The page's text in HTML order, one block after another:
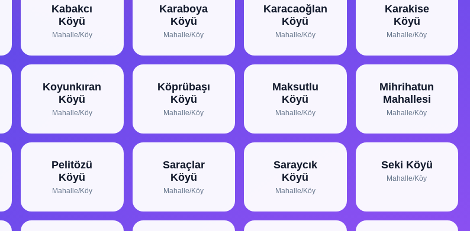
Kabakcı
Köyü
Mahalle/Köy
Karaboya
Köyü
Mahalle/Köy
Karacaoğlan
Köyü
Mahalle/Köy
Karakise
Köyü
Mahalle/Köy
Koyunkıran
Köyü
Mahalle/Köy
Köprübaşı
Köyü
Mahalle/Köy
Maksutlu
Köyü
Mahalle/Köy
Mihrihatun
Mahallesi
Mahalle/Köy
Pelitözü
Köyü
Mahalle/Köy
Saraçlar
Köyü
Mahalle/Köy
Saraycık
Köyü
Mahalle/Köy
Seki Köyü
Mahalle/Köy